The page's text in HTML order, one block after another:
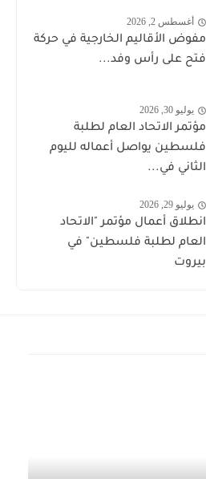
أغسطس 2, 2026
مفوض الأقاليم الخارجية في حركة
فتح على رأس وفد...
يوليو 30, 2026
مؤتمر الاتحاد العام لطلبة
فلسطين يواصل أعماله لليوم
الثاني في...
يوليو 29, 2026
انطلاق أعمال مؤتمر "الاتحاد
العام لطلبة فلسطين" في
بيروت